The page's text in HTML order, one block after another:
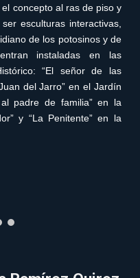
concepto al ras de piso y
esculturas interactivas,
de los potosinos y de
instaladas en las
“El señor de las
del Jarro” en el Jardín
padre de familia” en la
y “La Penitente” en la